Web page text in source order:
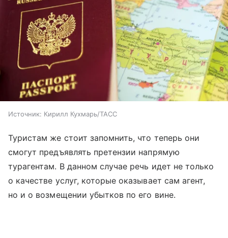
Источник: Кирилл Кухмарь/ТАСС
Туристам же стоит запомнить, что теперь они
смогут предъявлять претензии напрямую
турагентам. В данном случае речь идет не только
о качестве услуг, которые оказывает сам агент,
но и о возмещении убытков по его вине.